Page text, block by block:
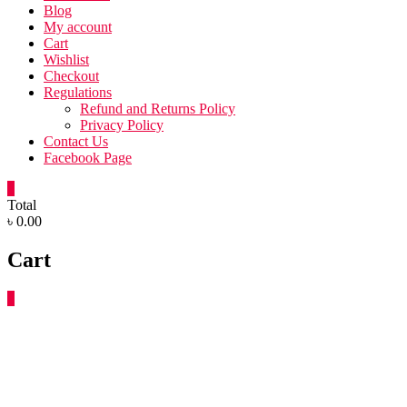
Blog
My account
Cart
Wishlist
Checkout
Regulations
Refund and Returns Policy
Privacy Policy
Contact Us
Facebook Page
Total
৳ 0.00
Cart